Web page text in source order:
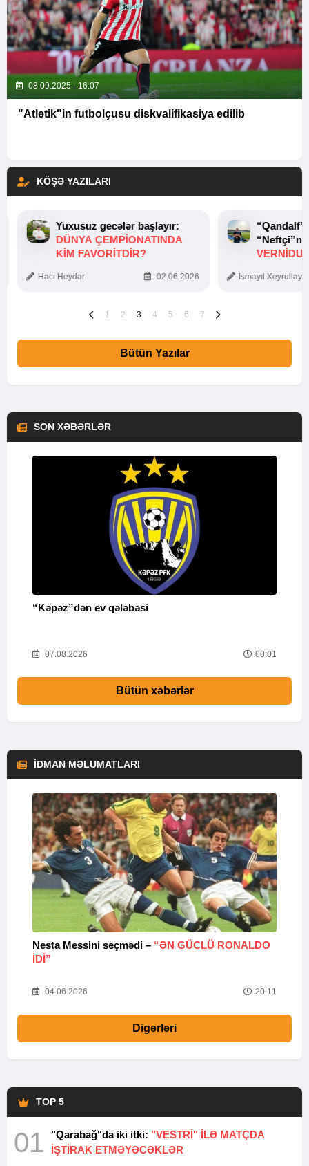
08.09.2025 - 16:07
"Atletik"in futbolçusu diskvalifikasiya edilib
KÖŞƏ YAZILARI
Yuxusuz gecələr başlayır:
DÜNYA ÇEMPIONATINDA
KIM FAVORITDIR?
Hacı Heydər 02.06.2026 İsmayıl
1 2 3 4 5 6 7
Bütün Yazılar
SON XƏBƏRLƏR
“Kəpəz”dən ev qələbəsi
07.08.2026 00:01
Bütün xəbərlər
İDMAN MƏLUMATLARI
Nesta Messini seçmədi – “ƏN GÜCLÜ RONALDO
IDI”
04.06.2026 20:11
Digərləri
TOP 5
01 "Qarabağ"da iki itki: "VESTRİ" İLƏ MATÇDA
İŞTİRAK ETMƏYƏCƏKLƏR